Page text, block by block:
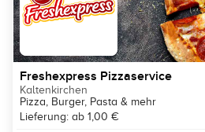
Freshexpress Pizzaservice
Kaltenkirchen
Pizza, Burger, Pasta & mehr
Lieferung: ab 1,00 €